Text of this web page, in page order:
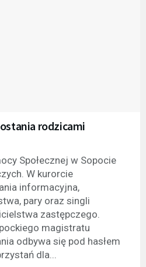
rodzicami
Społecznej w Sopocie
W kurorcie
informacyjna,
pary oraz singli
zastępczego.
magistratu
odbywa się pod hasłem
dla...